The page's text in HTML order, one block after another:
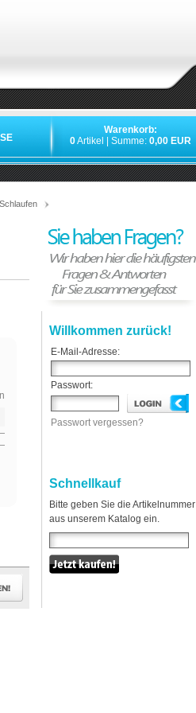
Warenkorb:
0Artikel | Summe: 0,00 EUR
Willkommen zurück!
E-Mail-Adresse:
Passwort:
Passwort vergessen?
Schnellkauf
Bitte geben Sie die Artikelnummer
aus unserem Katalog ein.